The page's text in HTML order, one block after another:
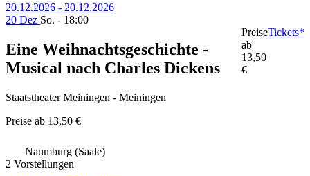
20.12.2026 - 20.12.2026
20 Dez So. - 18:00
Eine Weihnachtsgeschichte -
Musical nach Charles Dickens
Staatstheater Meiningen - Meiningen
Preise ab 13,50 €
Preise
ab
13,50
€
Tickets*
Naumburg (Saale)
2 Vorstellungen